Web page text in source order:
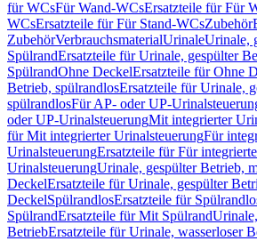
für WCsFür Wand-WCsErsatzteile für Für
WCsErsatzteile für Für Stand-WCsZubehör
ZubehörVerbrauchsmaterialUrinaleUrinale,
SpülrandErsatzteile für Urinale, gespülter
SpülrandOhne DeckelErsatzteile für Ohne
Betrieb, spülrandlosErsatzteile für Urinale,
spülrandlosFür AP- oder UP-
oder UP-UrinalsteuerungMit integrierter
für Mit integrierter UrinalsteuerungFür
UrinalsteuerungErsatzteile für Für integrierte
UrinalsteuerungUrinale, gespülter Betrieb,
DeckelErsatzteile für Urinale, gespülter
DeckelSpülrandlosErsatzteile für
SpülrandErsatzteile für Mit Spülrand
BetriebErsatzteile für Urinale, wasserloser